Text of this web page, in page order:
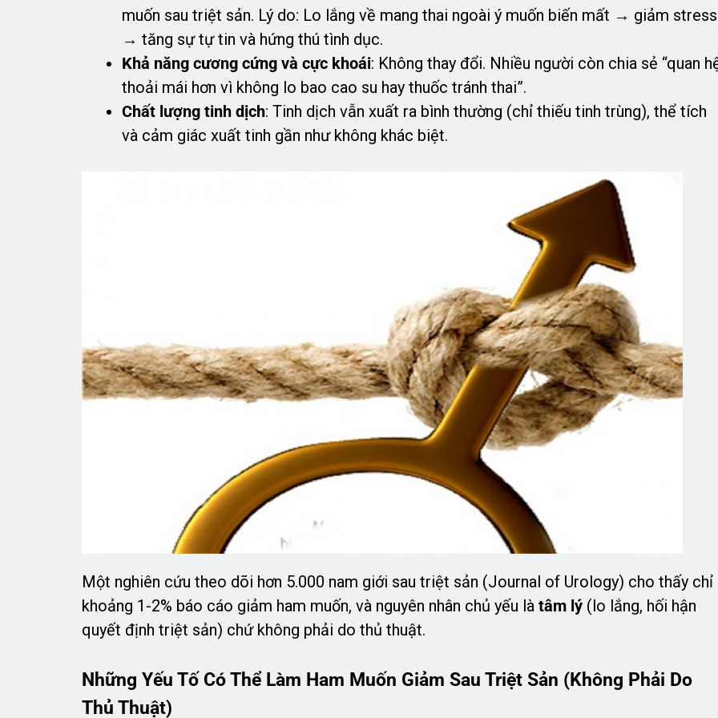
muốn sau triệt sản. Lý do: Lo lắng về mang thai ngoài ý muốn biến mất → giảm stress
→ tăng sự tự tin và hứng thú tình dục.
Khả năng cương cứng và cực khoái: Không thay đổi. Nhiều người còn chia sẻ “quan
thoải mái hơn vì không lo bao cao su hay thuốc tránh thai”.
Chất lượng tinh dịch: Tinh dịch vẫn xuất ra bình thường (chỉ thiếu tinh trùng), thể tích
và cảm giác xuất tinh gần như không khác biệt.
Một nghiên cứu theo dõi hơn 5.000 nam giới sau triệt sản (Journal of Urology) cho thấy chỉ
khoảng 1-2% báo cáo giảm ham muốn, và nguyên nhân chủ yếu là tâm lý (lo lắng, hối hận
quyết định triệt sản) chứ không phải do thủ thuật.
Những Yếu Tố Có Thể Làm Ham Muốn Giảm Sau Triệt Sản (Không Phải Do
Thủ Thuật)